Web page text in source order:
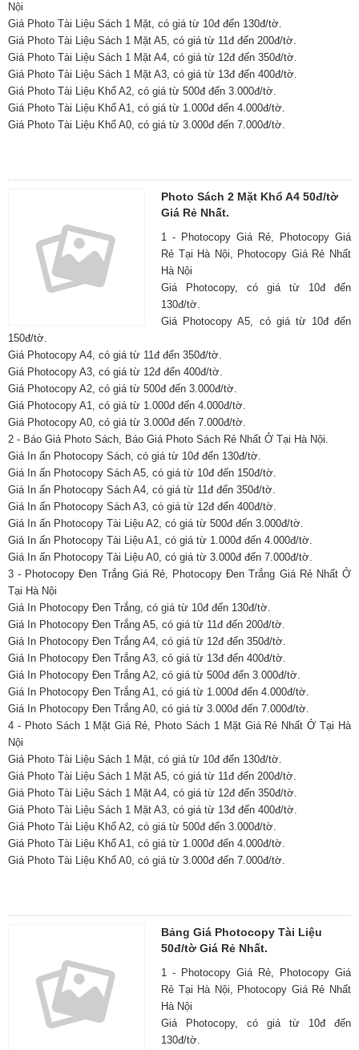
Nội
Giá Photo Tài Liệu Sách 1 Mặt, có giá từ 10đ đến 130đ/tờ.
Giá Photo Tài Liệu Sách 1 Mặt A5, có giá từ 11đ đến 200đ/tờ.
Giá Photo Tài Liệu Sách 1 Mặt A4, có giá từ 12đ đến 350đ/tờ.
Giá Photo Tài Liệu Sách 1 Mặt A3, có giá từ 13đ đến 400đ/tờ.
Giá Photo Tài Liệu Khổ A2, có giá từ 500đ đến 3.000đ/tờ.
Giá Photo Tài Liệu Khổ A1, có giá từ 1.000đ đến 4.000đ/tờ.
Giá Photo Tài Liệu Khổ A0, có giá từ 3.000đ đến 7.000đ/tờ.
Photo Sách 2 Mặt Khổ A4 50đ/tờ
Giá Rẻ Nhất.
1 - Photocopy Giá Rẻ, Photocopy Giá
Rẻ Tại Hà Nội, Photocopy Giá Rẻ Nhất
Hà Nội
Giá Photocopy, có giá từ 10đ đến
130đ/tờ.
Giá Photocopy A5, có giá từ 10đ đến
150đ/tờ.
Giá Photocopy A4, có giá từ 11đ đến 350đ/tờ.
Giá Photocopy A3, có giá từ 12đ đến 400đ/tờ.
Giá Photocopy A2, có giá từ 500đ đến 3.000đ/tờ.
Giá Photocopy A1, có giá từ 1.000đ đến 4.000đ/tờ.
Giá Photocopy A0, có giá từ 3.000đ đến 7.000đ/tờ.
2 - Báo Giá Photo Sách, Báo Giá Photo Sách Rẻ Nhất Ở Tại Hà Nội.
Giá In ấn Photocopy Sách, có giá từ 10đ đến 130đ/tờ.
Giá In ấn Photocopy Sách A5, có giá từ 10đ đến 150đ/tờ.
Giá In ấn Photocopy Sách A4, có giá từ 11đ đến 350đ/tờ.
Giá In ấn Photocopy Sách A3, có giá từ 12đ đến 400đ/tờ.
Giá In ấn Photocopy Tài Liệu A2, có giá từ 500đ đến 3.000đ/tờ.
Giá In ấn Photocopy Tài Liệu A1, có giá từ 1.000đ đến 4.000đ/tờ.
Giá In ấn Photocopy Tài Liệu A0, có giá từ 3.000đ đến 7.000đ/tờ.
3 - Photocopy Đen Trắng Giá Rẻ, Photocopy Đen Trắng Giá Rẻ Nhất Ở
Tại Hà Nội
Giá In Photocopy Đen Trắng, có giá từ 10đ đến 130đ/tờ.
Giá In Photocopy Đen Trắng A5, có giá từ 11đ đến 200đ/tờ.
Giá In Photocopy Đen Trắng A4, có giá từ 12đ đến 350đ/tờ.
Giá In Photocopy Đen Trắng A3, có giá từ 13đ đến 400đ/tờ.
Giá In Photocopy Đen Trắng A2, có giá từ 500đ đến 3.000đ/tờ.
Giá In Photocopy Đen Trắng A1, có giá từ 1.000đ đến 4.000đ/tờ.
Giá In Photocopy Đen Trắng A0, có giá từ 3.000đ đến 7.000đ/tờ.
4 - Photo Sách 1 Mặt Giá Rẻ, Photo Sách 1 Mặt Giá Rẻ Nhất Ở Tại Hà
Nội
Giá Photo Tài Liệu Sách 1 Mặt, có giá từ 10đ đến 130đ/tờ.
Giá Photo Tài Liệu Sách 1 Mặt A5, có giá từ 11đ đến 200đ/tờ.
Giá Photo Tài Liệu Sách 1 Mặt A4, có giá từ 12đ đến 350đ/tờ.
Giá Photo Tài Liệu Sách 1 Mặt A3, có giá từ 13đ đến 400đ/tờ.
Giá Photo Tài Liệu Khổ A2, có giá từ 500đ đến 3.000đ/tờ.
Giá Photo Tài Liệu Khổ A1, có giá từ 1.000đ đến 4.000đ/tờ.
Giá Photo Tài Liệu Khổ A0, có giá từ 3.000đ đến 7.000đ/tờ.
Bảng Giá Photocopy Tài Liệu
50đ/tờ Giá Rẻ Nhất.
1 - Photocopy Giá Rẻ, Photocopy Giá
Rẻ Tại Hà Nội, Photocopy Giá Rẻ Nhất
Hà Nội
Giá Photocopy, có giá từ 10đ đến
130đ/tờ.